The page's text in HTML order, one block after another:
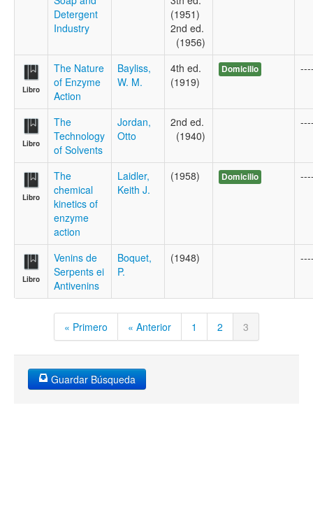
Detergent
Industry
(1951)
2nd ed.
(1956)
Libro
The Nature
of Enzyme
Action
Bayliss,
W. M.
4th ed.
(1919)
Domicilio
Libro
The
Technology
of Solvents
Jordan,
Otto
2nd ed.
(1940)
Libro
The
chemical
kinetics of
enzyme
action
Laidler,
Keith J.
(1958) Domicilio
Libro
Venins de
Serpents ei
Antivenins
Boquet,
P.
(1948)
« Primero « Anterior 1 2 3
Guardar Búsqueda